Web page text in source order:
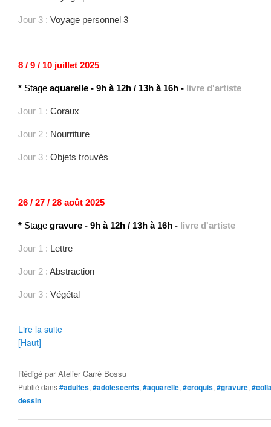
Jour 3 : Voyage personnel 3
8 / 9 / 10 juillet 2025
* Stage aquarelle - 9h à 12h / 13h à 16h - livre d'artiste
Jour 1 : Coraux
Jour 2 : Nourriture
Jour 3 : Objets trouvés
26 / 27 / 28 août 2025
* Stage gravure - 9h à 12h / 13h à 16h - livre d'artiste
Jour 1 : Lettre
Jour 2 : Abstraction
Jour 3 : Végétal
Lire la suite
[Haut]
Rédigé parAtelier Carré Bossu
Publié dans#adultes, #adolescents, #aquarelle, #croquis, #gravure,
dessin